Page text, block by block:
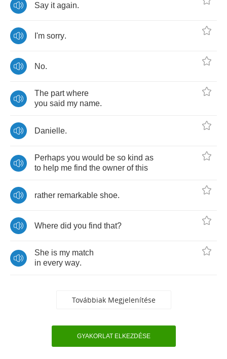
Say it again.
I'm sorry.
No.
The part where
you said my name.
Danielle.
Perhaps you would be so kind as
to help me find the owner of this
rather remarkable shoe.
Where did you find that?
She is my match
in every way.
Továbbiak Megjelenítése
GYAKORLAT ELKEZDÉSE